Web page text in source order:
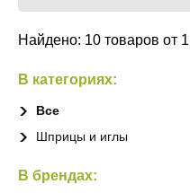
Найдено: 10 товаров от
В категориях:
Все
Шприцы и иглы
В брендах: